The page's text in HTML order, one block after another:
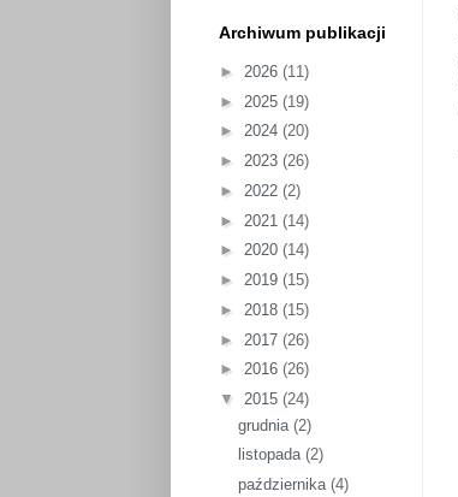
Archiwum publikacji
► 2026 (11)
► 2025 (19)
► 2024 (20)
► 2023 (26)
► 2022 (2)
► 2021 (14)
► 2020 (14)
► 2019 (15)
► 2018 (15)
► 2017 (26)
► 2016 (26)
▼ 2015 (24)
grudnia (2)
listopada (2)
października (4)